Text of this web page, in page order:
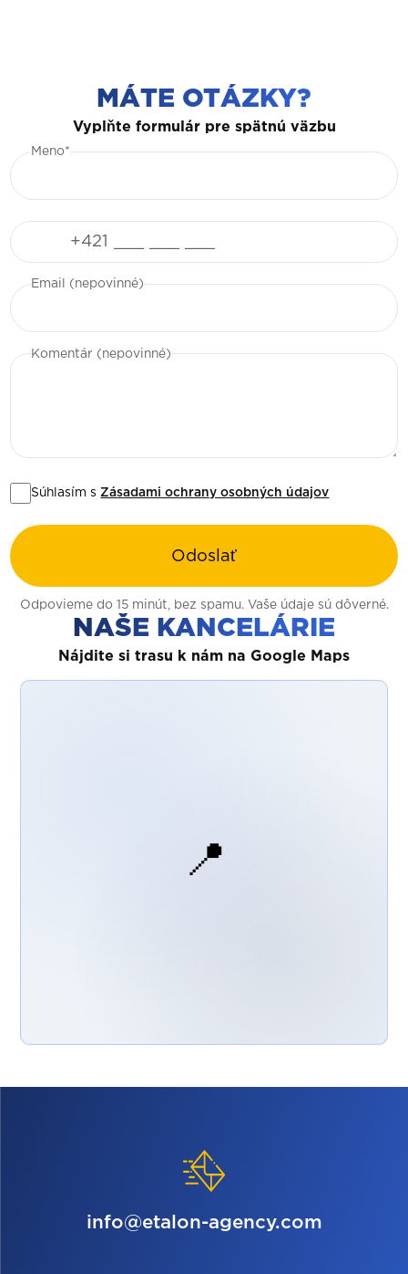
MÁTE OTÁZKY?
Vyplňte formulár pre spätnú väzbu
Meno*
Email (nepovinné)
Komentár (nepovinné)
Súhlasím s Zásadami ochrany osobných údajov
Odoslať
Odpovieme do 15 minút, bez spamu. Vaše údaje sú dôverné.
NAŠE KANCELÁRIE
Nájdite si trasu k nám na Google Maps
📍
info@etalon-agency.com